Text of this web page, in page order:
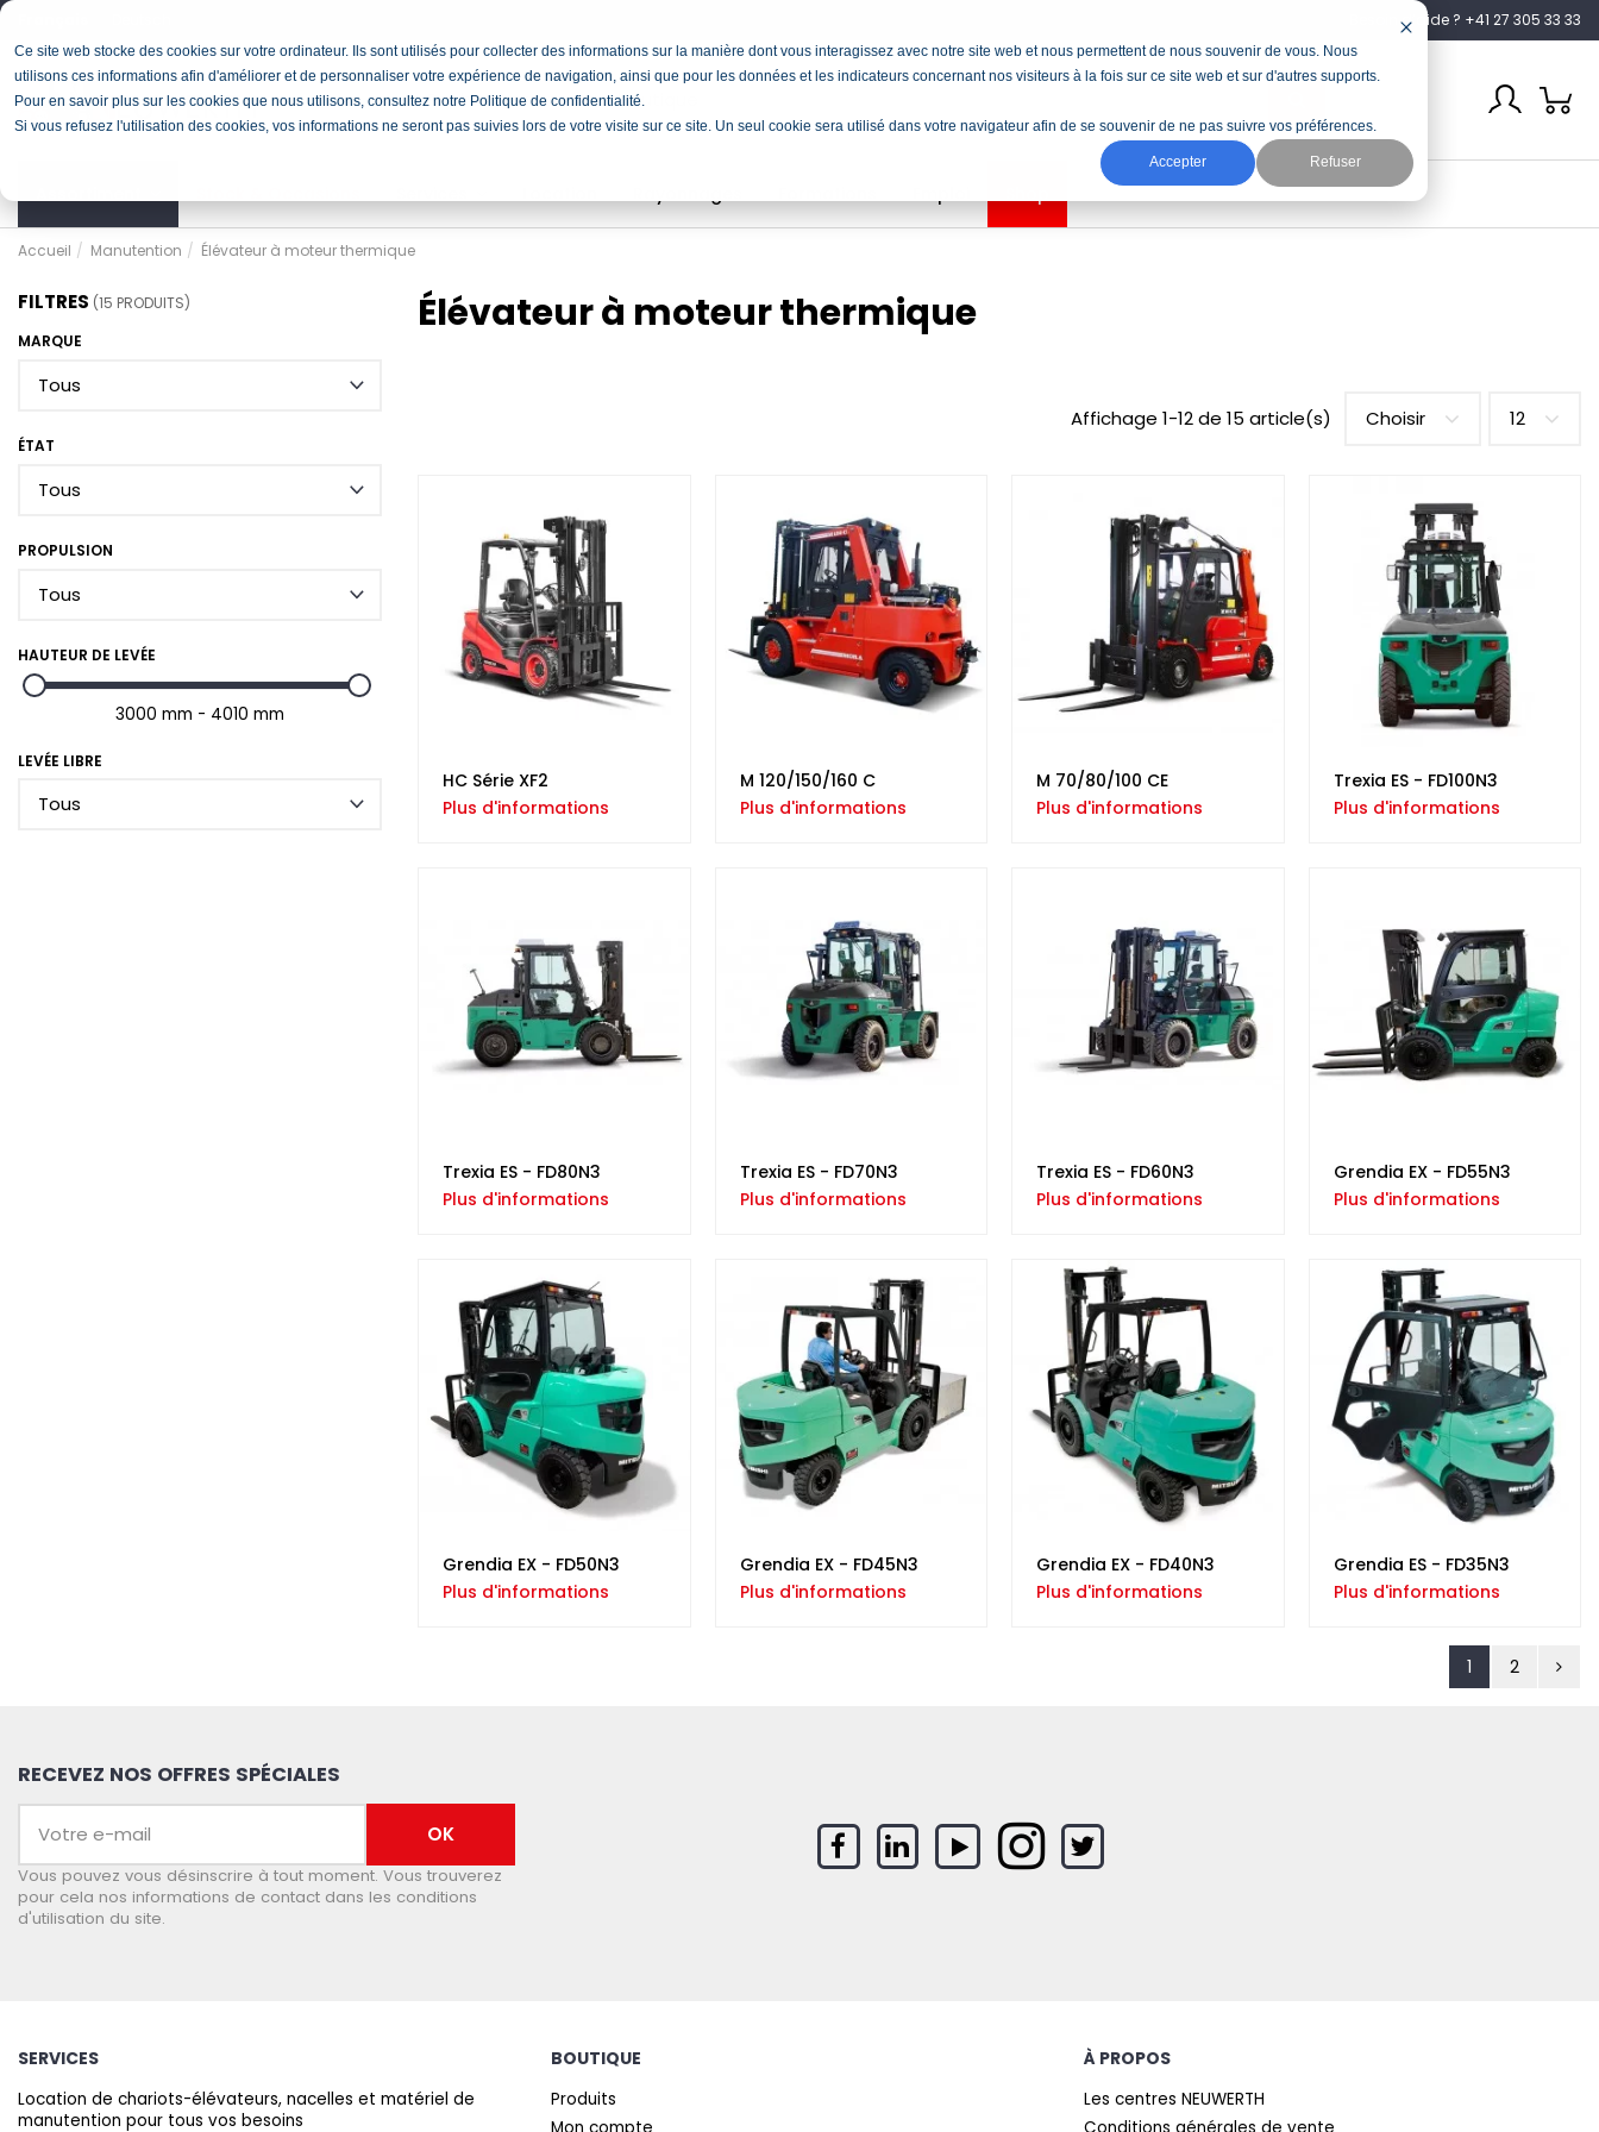
Ce site web stocke des cookies sur votre ordinateur. Ils sont utilisés pour collecter des informations sur la manière dont vous interagissez avec notre site web et nous permettent de nous souvenir de vous. Nous
utilisons ces informations afin d'améliorer et de personnaliser votre expérience de navigation, ainsi que pour les données et les indicateurs concernant nos visiteurs à la fois sur ce site web et sur d'autres supports.
Pour en savoir plus sur les cookies que nous utilisons, consultez notre Politique de confidentialité.
Si vous refusez l'utilisation des cookies, vos informations ne seront pas suivies lors de votre visite sur ce site. Un seul cookie sera utilisé dans votre navigateur afin de se souvenir de ne pas suivre vos préférences.
Accepter Refuser
Besoin d’aide ? +41 27 305 33 33
Accueil Manutention Élévateur à moteur thermique
Élévateur à moteur thermique
Affichage 1-12 de 15 article(s) Choisir 12
HC Série XF2
Plus d'informations
M 120/150/160 C
Plus d'informations
M 70/80/100 CE
Plus d'informations
Trexia ES - FD100N3
Plus d'informations
Trexia ES - FD80N3
Plus d'informations
Trexia ES - FD70N3
Plus d'informations
Trexia ES - FD60N3
Plus d'informations
Grendia EX - FD55N3
Plus d'informations
Grendia EX - FD50N3
Plus d'informations
Grendia EX - FD45N3
Plus d'informations
Grendia EX - FD40N3
Plus d'informations
Grendia ES - FD35N3
Plus d'informations
1 2
FILTRES (15 PRODUITS)
MARQUE
ÉTAT
PROPULSION
HAUTEUR DE LEVÉE
3000 mm - 4010 mm
LEVÉE LIBRE
RECEVEZ NOS OFFRES SPÉCIALES
Vous pouvez vous désinscrire à tout moment. Vous trouverez
pour cela nos informations de contact dans les conditions
d'utilisation du site.
SERVICES
Location de chariots-élévateurs, nacelles et matériel de
manutention pour tous vos besoins
BOUTIQUE
Produits
À PROPOS
Les centres NEUWERTH